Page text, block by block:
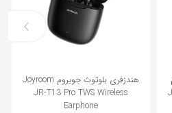
هندزفری بلوتوث جویروم Joyroom
JR-T13 Pro TWS Wireless
Earphone